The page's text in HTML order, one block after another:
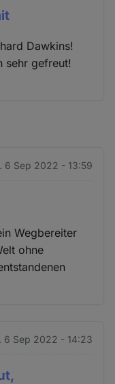
Dawkins!
sehr gefreut!
6 Sep 2022 - 13:59
Wegbereiter
ohne
6 Sep 2022 - 14:23